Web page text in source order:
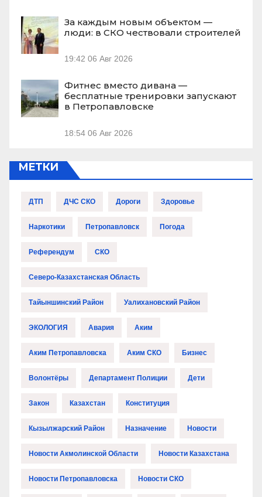
За каждым новым объектом —
люди: в СКО чествовали строителей
19:42 06 Авг 2026
Фитнес вместо дивана —
бесплатные тренировки запускают
в Петропавловске
18:54 06 Авг 2026
МЕТКИ
ДТП ДЧС СКО Дороги Здоровье
Наркотики Петропавловск Погода
Референдум СКО
Северо-Казахстанская Область
Тайыншинский Район Уалихановский Район
ЭКОЛОГИЯ Авария Аким
Аким Петропавловска Аким СКО Бизнес
Волонтёры Департамент Полиции Дети
Закон Казахстан Конституция
Кызылжарский Район Назначение Новости
Новости Акмолинской Области Новости Казахстана
Новости Петропавловска Новости СКО